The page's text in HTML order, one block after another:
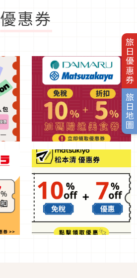
旅日優惠券
旅日地圖
優惠券